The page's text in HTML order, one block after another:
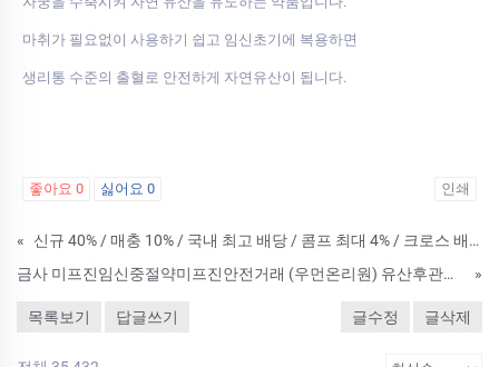
마취가 필요없이 사용하기 쉽고 임신초기에 복용하면
생리통 수준의 출혈로 안전하게 자연유산이 됩니다.
좋아요 0 싫어요 0 인쇄
«
신규 40% / 매충 10% / 국내 최고 배당 / 콤프 최대 4% / 크로스 배팅 가능
금사 미프진임신중절약미프진안전거래 (우먼온리원) 유산후관계유산약 미­프진 미프진정품구입방법
»
목록보기 답글쓰기 글수정 글삭제